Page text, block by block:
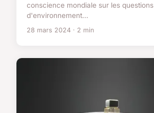
conscience mondiale sur les questions
d'environnement...
28 mars 2024 · 2 min